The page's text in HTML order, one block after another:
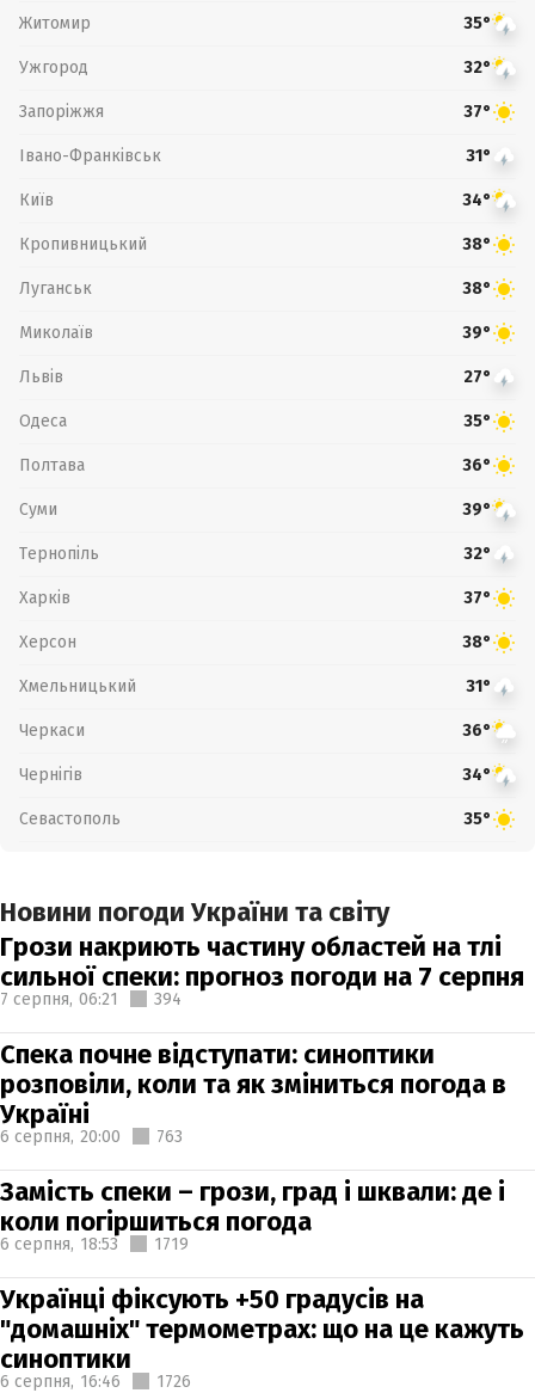
Житомир 35°
Ужгород 32°
Запоріжжя 37°
Івано-Франківськ 31°
Київ 34°
Кропивницький 38°
Луганськ 38°
Миколаїв 39°
Львів 27°
Одеса 35°
Полтава 36°
Суми 39°
Тернопіль 32°
Харків 37°
Херсон 38°
Хмельницький 31°
Черкаси 36°
Чернігів 34°
Севастополь 35°
Новини погоди України та світу
Грози накриють частину областей на тлі
сильної спеки: прогноз погоди на 7 серпня
7 серпня, 06:21 394
Спека почне відступати: синоптики
розповіли, коли та як зміниться погода в
Україні
6 серпня, 20:00 763
Замість спеки – грози, град і шквали: де і
коли погіршиться погода
6 серпня, 18:53 1719
Українці фіксують +50 градусів на
"домашніх" термометрах: що на це кажуть
синоптики
6 серпня, 16:46 1726